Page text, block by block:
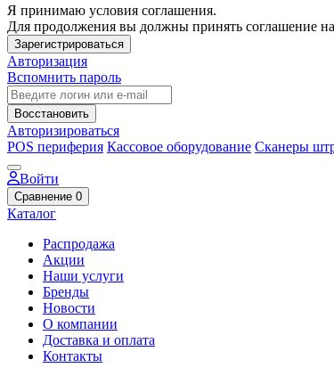
Я принимаю условия соглашения.
Для продолжения вы должны принять соглашение
Зарегистрироваться
Авторизация
Вспомнить пароль
Восстановить
Авторизироваться
POS периферия Кассовое оборудование Сканеры
Войти
Сравнение 0
Каталог
Распродажа
Акции
Наши услуги
Бренды
Новости
О компании
Доставка и оплата
Контакты